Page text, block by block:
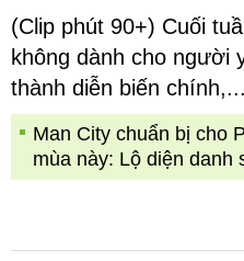
(Clip phút 90+) Cuối
không dành cho người
thành diễn biến chính,...
Man City chuẩn bị cho
mùa này: Lộ diện danh